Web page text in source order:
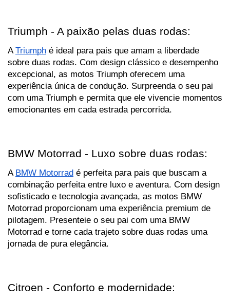
Triumph - A paixão pelas duas rodas:
A Triumph é ideal para pais que amam a liberdade
sobre duas rodas. Com design clássico e desempenho
excepcional, as motos Triumph oferecem uma
experiência única de condução. Surpreenda o seu pai
com uma Triumph e permita que ele vivencie momentos
emocionantes em cada estrada percorrida.
BMW Motorrad - Luxo sobre duas rodas:
A BMW Motorrad é perfeita para pais que buscam a
combinação perfeita entre luxo e aventura. Com design
sofisticado e tecnologia avançada, as motos BMW
Motorrad proporcionam uma experiência premium de
pilotagem. Presenteie o seu pai com uma BMW
Motorrad e torne cada trajeto sobre duas rodas uma
jornada de pura elegância.
Citroen - Conforto e modernidade: